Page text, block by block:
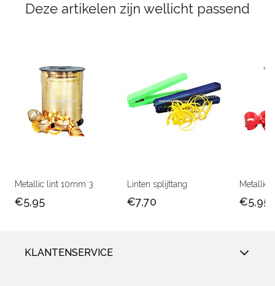
Deze artikelen zijn wellicht passend
Metallic lint 10mm 3
€5,95
Linten splijttang
€7,70
Metallic
€5,95
KLANTENSERVICE